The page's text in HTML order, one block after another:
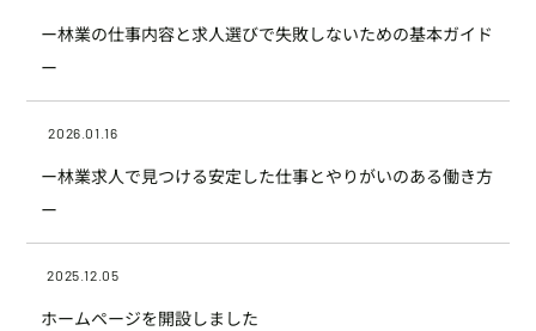
ー林業の仕事内容と求人選びで失敗しないための基本ガイド
ー
2026.01.16
ー林業求人で見つける安定した仕事とやりがいのある働き方
ー
2025.12.05
ホームページを開設しました